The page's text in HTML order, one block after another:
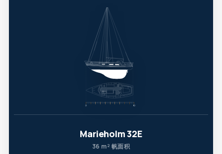
Marieholm 32E
36 m² 帆面积